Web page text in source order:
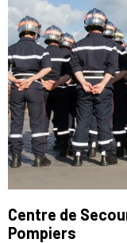
Centre de
Pompiers